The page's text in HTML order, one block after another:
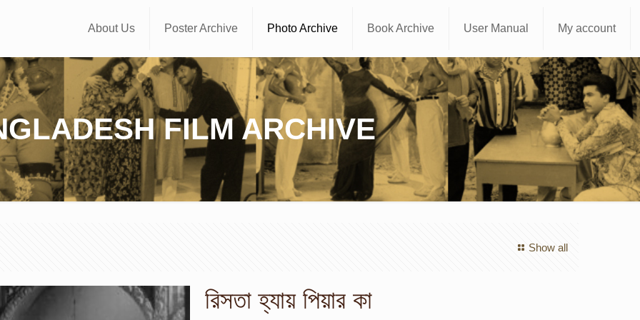
About Us Poster Archive Photo Archive Book Archive User Manual My account
FILM ARCHIVE
Show all
রিসতা হ্যায় পিয়ার কা